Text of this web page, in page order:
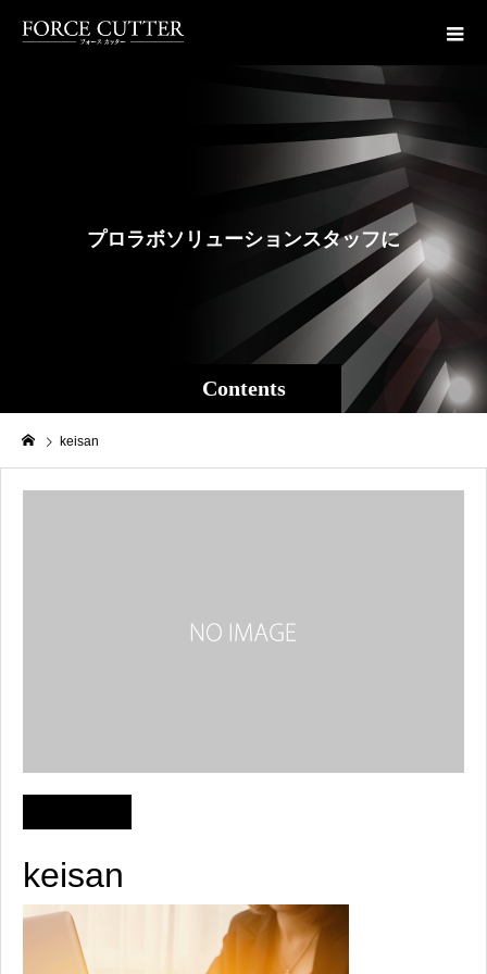
Contents
ロラ ボソリ ュ ーショ ン スタッフ による
keisan
keisan